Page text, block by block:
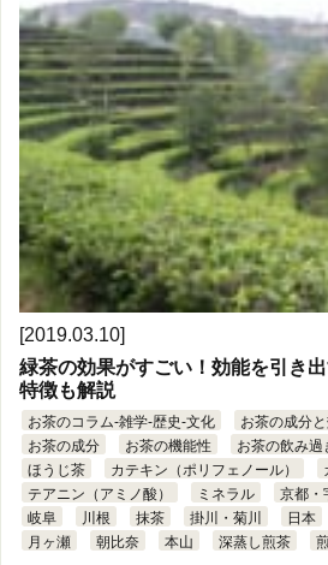
[2019.03.10]
緑茶の効果がすごい！効能を引き
特徴も解説
お茶のコラム-雑学-歴史-文化 お茶の成分
お茶の成分
お茶の機能性
お茶の飲み過
ほうじ茶
カテキン（ポリフェノール）
テアニン（アミノ酸）
ミネラル 京都・
岐阜
川根 抹茶 掛川・菊川 日本
月ヶ瀬
朝比奈 本山 深蒸し煎茶